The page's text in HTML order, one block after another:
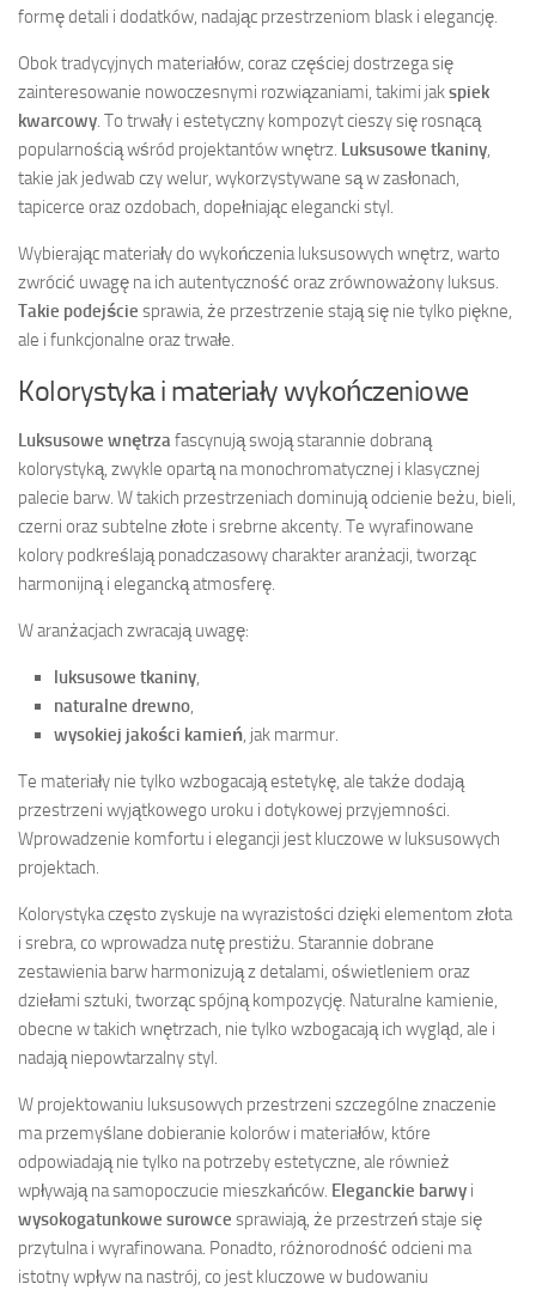
formę detali i dodatków, nadając przestrzeniom blask i elegancję.
Obok tradycyjnych materiałów, coraz częściej dostrzega się
zainteresowanie nowoczesnymi rozwiązaniami, takimi jakspiek
kwarcowy. To trwały i estetyczny kompozyt cieszy się rosnącą
popularnością wśród projektantów wnętrz. Luksusowe tkaniny,
takie jak jedwab czy welur, wykorzystywane są w zasłonach,
tapicerce oraz ozdobach, dopełniając elegancki styl.
Wybierając materiały do wykończenia luksusowych wnętrz, warto
zwrócić uwagę na ich autentyczność oraz zrównoważony luksus.
Takie podejście sprawia, że przestrzenie stają się nie tylko piękne,
ale i funkcjonalne oraz trwałe.
Kolorystyka i materiały wykończeniowe
Luksusowe wnętrzafascynują swoją starannie dobraną
kolorystyką, zwykle opartą na monochromatycznej i klasycznej
palecie barw. W takich przestrzeniach dominują odcienie beżu, bieli,
czerni oraz subtelne złote i srebrne akcenty. Te wyrafinowane
kolory podkreślają ponadczasowy charakter aranżacji, tworząc
harmonijną i elegancką atmosferę.
W aranżacjach zwracają uwagę:
luksusowe tkaniny,
naturalne drewno,
wysokiej jakości kamień, jak marmur.
Te materiały nie tylko wzbogacają estetykę, ale także dodają
przestrzeni wyjątkowego uroku i dotykowej przyjemności.
Wprowadzenie komfortu i elegancji jest kluczowe w luksusowych
projektach.
Kolorystyka często zyskuje na wyrazistości dzięki elementom złota
i srebra, co wprowadza nutę prestiżu. Starannie dobrane
zestawienia barw harmonizują z detalami, oświetleniem oraz
dziełami sztuki, tworząc spójną kompozycję. Naturalne kamienie,
obecne w takich wnętrzach, nie tylko wzbogacają ich wygląd, ale i
nadają niepowtarzalny styl.
W projektowaniu luksusowych przestrzeni szczególne znaczenie
ma przemyślane dobieranie kolorów i materiałów, które
odpowiadają nie tylko na potrzeby estetyczne, ale również
wpływają na samopoczucie mieszkańców. Eleganckie barwy i
wysokogatunkowe surowce sprawiają, że przestrzeń staje się
przytulna i wyrafinowana. Ponadto, różnorodność odcieni ma
istotny wpływ na nastrój, co jest kluczowe w budowaniu